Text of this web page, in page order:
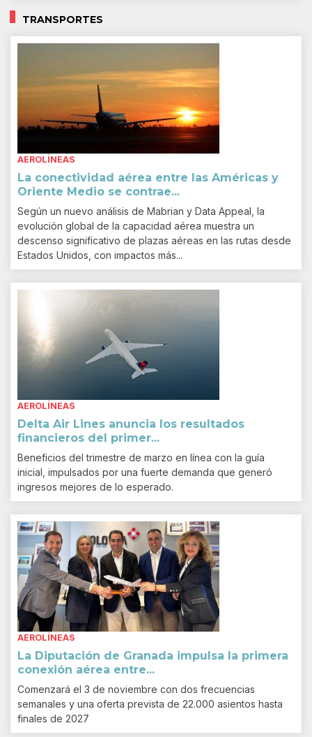
TRANSPORTES
AEROLÍNEAS
La conectividad aérea entre las Américas y
Oriente Medio se contrae...
Según un nuevo análisis de Mabrian y Data Appeal, la
evolución global de la capacidad aérea muestra un
descenso significativo de plazas aéreas en las rutas desde
Estados Unidos, con impactos más...
AEROLÍNEAS
Delta Air Lines anuncia los resultados
financieros del primer...
Beneficios del trimestre de marzo en línea con la guía
inicial, impulsados por una fuerte demanda que generó
ingresos mejores de lo esperado.
AEROLÍNEAS
La Diputación de Granada impulsa la primera
conexión aérea entre...
Comenzará el 3 de noviembre con dos frecuencias
semanales y una oferta prevista de 22.000 asientos hasta
finales de 2027